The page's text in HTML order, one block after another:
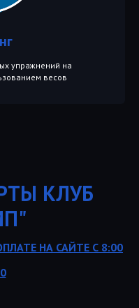
упражнений на
весов
КЛУБ
НА САЙТЕ С 8:00